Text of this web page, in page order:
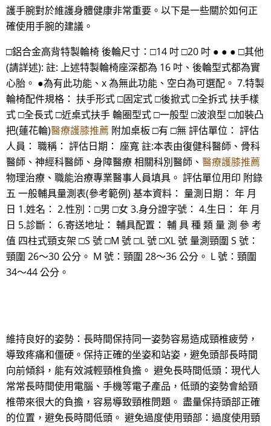
護手腕對於維護身體健康非常重要。以下是一些關於如何正
確使用手腕的建議。
□鋁合金高背特製輪椅 後輪尺寸：□14 吋 □20 吋 ● ● ● □其他
(請詳述): 註: 上述特製輪椅座深都為 16 吋、後輪型式都為實
心胎。 ●為有此功能、x 為無此功能、空白為可選配。 7.特製
輪椅配件規格： 扶手形式 □固定式 □後掀式 □全拆式 扶手樣
式 □全長式 □近桌式扶手 輪圈型式 □一般型 □波浪型 □加裝凸
把(蓮花輪)醫療護膝推薦 附加桌板 □有 □無 評估單位： 評估
人員： 職稱： 評估日期： 座寬 註:本表由復健科醫師、骨科
醫師、神經科醫師、身障醫療 相關科別醫師、 醫療護膝推薦
物理治療、職能治療專業醫事人員填具。 評估單位用印 附錄
五 一般輔具量測表(參考範例) 基本資料： 量測日期： 年 月
日 1.姓名： 2.性別：□男 □女 3.身分證字號： 4.生日： 年 月
日 5.診斷： 6.寄送地址： 輔具配置： 輔 具 種 類 量 測 參 考
值 四柱式頸支架 □S 號 □M 號 □L 號 □XL 號 量測頸圍 S 號：
頸圍 26～30 公分。 M 號：頸圍 28～36 公分。 L 號：頸圍
34～44 公分。
維持良好的姿勢：長時間保持同一姿勢容易造成頸椎疲勞，
導致疼痛和僵硬。保持正確的坐姿和站姿，避免頭部長時間
向前傾斜，能有效減輕頸椎負擔。 避免長時間低頭：現代人
常常長時間使用電腦、手機等電子產品，低頭的姿勢會給頸
椎帶來很大的負擔，容易導致頸椎問題。 盡量保持頭部正確
的位置，避免長時間低頭。 避免過度使用頸部：過度使用頸